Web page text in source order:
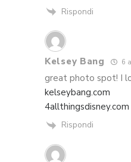
Rispondi
Kelsey Bang 6
great photo spot! I
kelseybang.com
4allthingsdisney.com
Rispondi